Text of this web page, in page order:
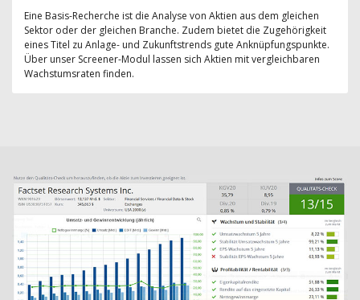
Eine Basis-Recherche ist die Analyse von Aktien aus dem gleichen
Sektor oder der gleichen Branche. Zudem bietet die Zugehörigkeit
eines Titel zu Anlage- und Zukunftstrends gute Anknüpfungspunkte.
Über unser Screener-Modul lassen sich Aktien mit vergleichbaren
Wachstumsraten finden.